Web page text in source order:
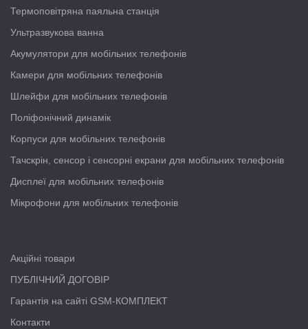
Термоповітряна паяльна станція
Ультразвукова ванна
Акумулятори для мобільних телефонів
Камери для мобільних телефонів
Шлейфи для мобільних телефонів
Поліфонічний динамік
Корпуси для мобільних телефонів
Тачскрін, сенсор і сенсорні екрани для мобільних телефонів
Дисплеї для мобільних телефонів
Мікрофони для мобільних телефонів
Акційні товари
ПУБЛІЧНИЙ ДОГОВІР
Гарантія на сайті GSM-КОМПЛЕКТ
Контакти